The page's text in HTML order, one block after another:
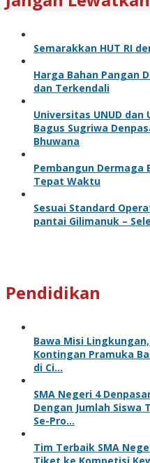
Semarakkan HUT RI
Harga Bahan Pangan
dan Terkendali
Universitas UNUD
Bagus Sugriwa
Bhuwana
Pembangun Dermaga
Tepat Waktu
Sesuai Standard
pantai Gilimanuk –
Pendidikan
Bawa Misi
Kontingan Pramuka
di Ci…
SMA Negeri 4
Dengan Jumlah Siswa
Se-Pro…
Tim Terbaik SMA